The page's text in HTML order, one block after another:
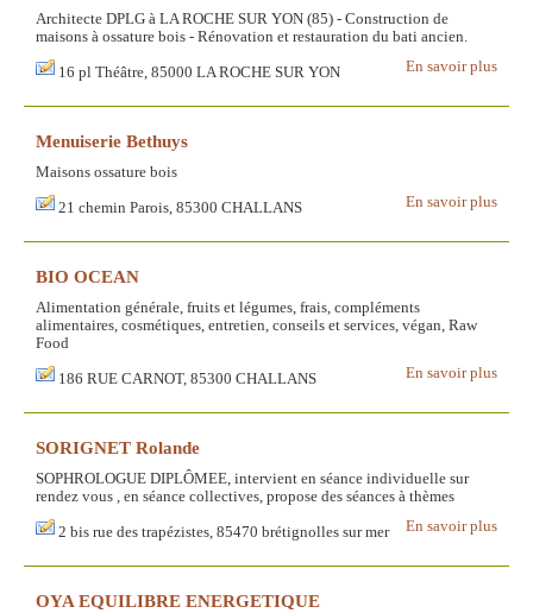
Architecte DPLG à LA ROCHE SUR YON (85) - Construction de
maisons à ossature bois - Rénovation et restauration du bati ancien.
En savoir plus
16 pl Théâtre, 85000 LA ROCHE SUR YON
Menuiserie Bethuys
Maisons ossature bois
En savoir plus
21 chemin Parois, 85300 CHALLANS
BIO OCEAN
Alimentation générale, fruits et légumes, frais, compléments
alimentaires, cosmétiques, entretien, conseils et services, végan, Raw
Food
En savoir plus
186 RUE CARNOT, 85300 CHALLANS
SORIGNET Rolande
SOPHROLOGUE DIPLÔMEE, intervient en séance individuelle sur
rendez vous , en séance collectives, propose des séances à thèmes
En savoir plus
2 bis rue des trapézistes, 85470 brétignolles sur mer
OYA EQUILIBRE ENERGETIQUE